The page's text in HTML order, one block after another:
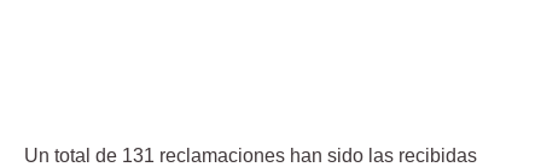
Un total de 131 reclamaciones han sido las recibidas